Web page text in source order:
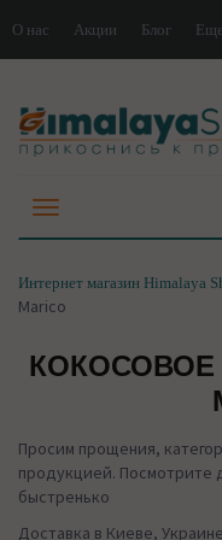
О нас Акции Блог Еще
Интернет магазин Himalaya
Marico
Просим прощения,
продукцией. Посмотрите
быстренько
Доставка в Киеве,